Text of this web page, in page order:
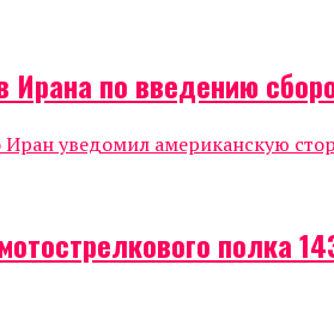
Ирана по введению
уведомил американскую
полка